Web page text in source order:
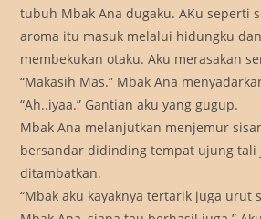
tubuh Mbak Ana dugaku. AKu seperti
aroma itu masuk melalui hidungku
membekukan otaku. Aku merasakan
“Makasih Mas.” Mbak Ana
“Ah..iyaa.” Gantian aku yang gugup.
Mbak Ana melanjutkan menjemur
bersandar didinding tempat ujung tali
ditambatkan.
“Mbak aku kayaknya tertarik juga urut